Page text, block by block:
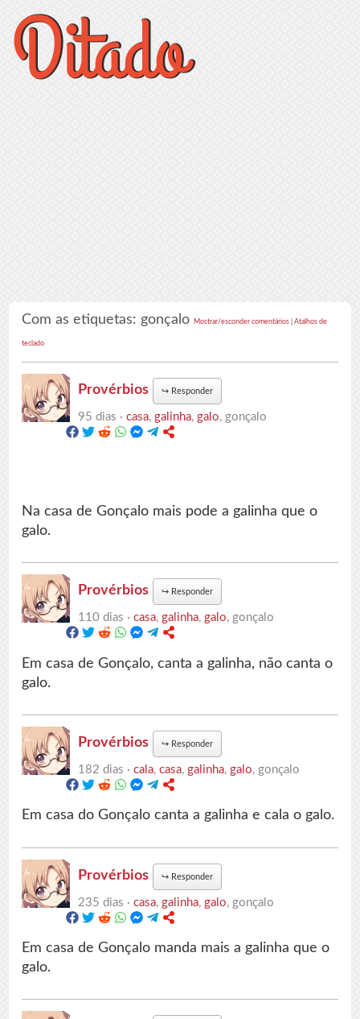
Com as etiquetas: gonçaloMostrar/esconder comentários |Atalhos de
teclado
Provérbios ↪ Responder
95 dias ·casa,galinha,galo, gonçalo
Na casa de Gonçalo mais pode a galinha que o
galo.
Provérbios ↪ Responder
110 dias ·casa,galinha,galo, gonçalo
Em casa de Gonçalo, canta a galinha, não canta o
galo.
Provérbios ↪ Responder
182 dias ·cala,casa,galinha,galo, gonçalo
Em casa do Gonçalo canta a galinha e cala o galo.
Provérbios ↪ Responder
235 dias ·casa,galinha,galo, gonçalo
Em casa de Gonçalo manda mais a galinha que o
galo.